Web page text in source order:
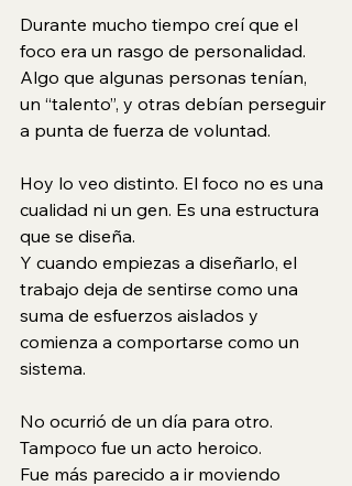
Durante mucho tiempo creí que el
foco era un rasgo de personalidad.
Algo que algunas personas tenían,
un “talento”, y otras debían perseguir
a punta de fuerza de voluntad.
Hoy lo veo distinto. El foco no es una
cualidad ni un gen. Es una estructura
que se diseña.
Y cuando empiezas a diseñarlo, el
trabajo deja de sentirse como una
suma de esfuerzos aislados y
comienza a comportarse como un
sistema.
No ocurrió de un día para otro.
Tampoco fue un acto heroico.
Fue más parecido a ir moviendo